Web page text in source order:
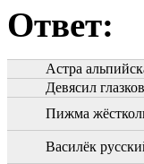
Ответ:
Астра
Девясил
Пижма
Василёк